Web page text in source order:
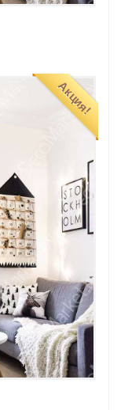
Акция!